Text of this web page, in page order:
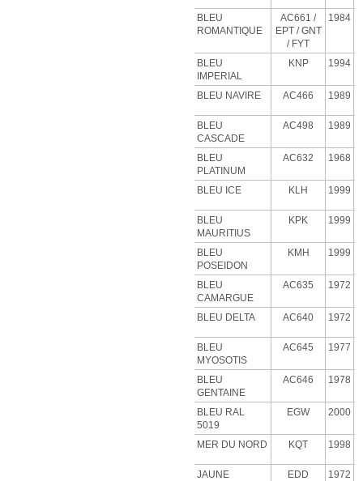
BLEU
ROMANTIQUE
AC661 /
EPT / GNT
/ FYT
1984
BLEU
IMPERIAL
KNP 1994
BLEU NAVIRE AC466 1989
BLEU
CASCADE
AC498 1989
BLEU
PLATINUM
AC632 1968
BLEU ICE KLH 1999
BLEU
MAURITIUS
KPK 1999
BLEU
POSEIDON
KMH 1999
BLEU
CAMARGUE
AC635 1972
BLEU DELTA AC640 1972
BLEU
MYOSOTIS
AC645 1977
BLEU
GENTAINE
AC646 1978
BLEU RAL
5019
EGW 2000
MER DU NORD KQT 1998
JAUNE EDD 1972